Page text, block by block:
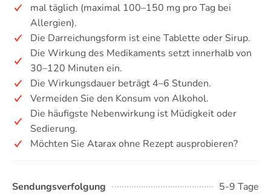
mal täglich (maximal 100–150 mg pro Tag bei
Allergien).
Die Darreichungsform ist eine Tablette oder Sirup.
Die Wirkung des Medikaments setzt innerhalb von
30–120 Minuten ein.
Die Wirkungsdauer beträgt 4–6 Stunden.
Vermeiden Sie den Konsum von Alkohol.
Die häufigste Nebenwirkung ist Müdigkeit oder
Sedierung.
Möchten Sie Atarax ohne Rezept ausprobieren?
Sendungsverfolgung
5-9 Tage